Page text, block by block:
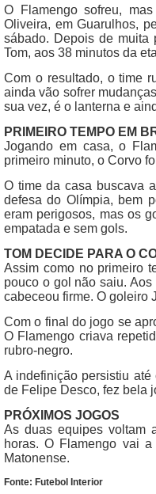
O Flamengo sofreu,
Oliveira, em Guarulhos,
sábado. Depois de muita
Tom, aos 38 minutos da
Com o resultado, o time
ainda vão sofrer
sua vez, é o lanterna e
PRIMEIRO TEMPO EM
Jogando em casa, o
primeiro minuto, o Corvo
O time da casa buscava
defesa do Olímpia, bem
eram perigosos, mas os
empatada e sem gols.
TOM DECIDE PARA O
Assim como no primeiro
pouco o gol não saiu.
cabeceou firme. O goleiro
Com o final do jogo se
O Flamengo criava
rubro-negro.
A indefinição persistiu
de Felipe Desco, fez bela
PRÓXIMOS JOGOS
As duas equipes voltam
horas. O Flamengo vai
Matonense.
Fonte: Futebol Interior